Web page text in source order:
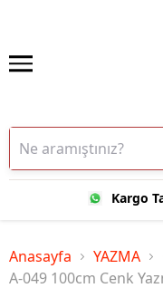
Kargo
Anasayfa YAZMA
A-049 100cm Cenk